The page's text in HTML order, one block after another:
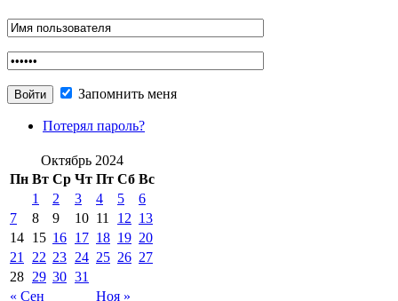
Запомнить меня
Потерял пароль?
Октябрь 2024
Пн Вт Ср Чт Пт Сб Вс
« Сен Ноя »
1 2 3 4 5
6
7
8 9 10 11 12 13
14 15 16 17 18 19 20
21
22 23 24 25 26 27
28 29 30 31